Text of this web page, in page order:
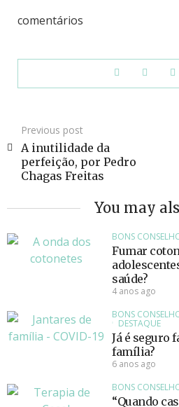
comentários
Previous post
A inutilidade da
perfeição, por Pedro
Chagas Freitas
You may
BONS
Fumar
saúde?
4 anos ago
BONS
DESTAQUE
Já é seguro
família?
6 anos ago
BONS
“Quando